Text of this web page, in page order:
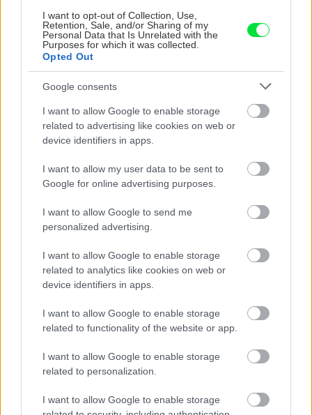
I want to opt-out of Collection, Use,
Retention, Sale, and/or Sharing of my
Personal Data that Is Unrelated with the
Purposes for which it was collected.
Opted Out
Google consents
I want to allow Google to enable storage
related to advertising like cookies on web or
device identifiers in apps.
I want to allow my user data to be sent to
Google for online advertising purposes.
I want to allow Google to send me
personalized advertising.
I want to allow Google to enable storage
related to analytics like cookies on web or
device identifiers in apps.
I want to allow Google to enable storage
related to functionality of the website or app.
I want to allow Google to enable storage
related to personalization.
I want to allow Google to enable storage
nepoznanie: Keď
vojdete dnu, zabudnete,
že nie ste v Toskánsku
Slovák sa nebál a v
Čičmanoch si postavil
montovaný domček v
Temné stránky chalúp:
10 najčastejších
vás môžu nepríjemne
prekvapiť
Žena, búracie kladivo a
premena zrubu z roku
1654 sa nevidí každý
deň!
DOM